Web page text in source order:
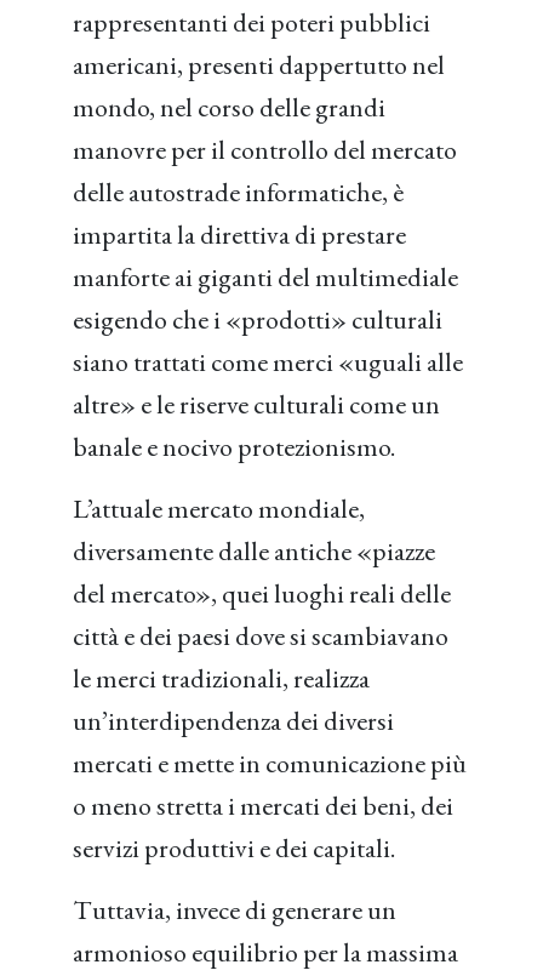
rappresentanti dei poteri pubblici
americani, presenti dappertutto nel
mondo, nel corso delle grandi
manovre per il controllo del mercato
delle autostrade informatiche, è
impartita la direttiva di prestare
manforte ai giganti del multimediale
esigendo che i «prodotti» culturali
siano trattati come merci «uguali alle
altre» e le riserve culturali come un
banale e nocivo protezionismo.
L’attuale mercato mondiale,
diversamente dalle antiche «piazze
del mercato», quei luoghi reali delle
città e dei paesi dove si scambiavano
le merci tradizionali, realizza
un’interdipendenza dei diversi
mercati e mette in comunicazione più
o meno stretta i mercati dei beni, dei
servizi produttivi e dei capitali.
Tuttavia, invece di generare un
armonioso equilibrio per la massima